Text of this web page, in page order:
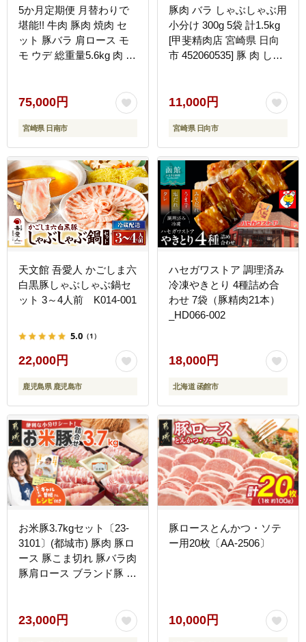
5か月定期便 月替わりで
堪能!! 牛肉 豚肉 焼肉 セ
ット 豚バラ 肩ロース モ
モ ウデ 総重量5.6kg 肉 牛
牛 黒毛和牛 小間切れ 赤
身 A4 A5 高級 お弁当 お
すすめ 人気 ミヤチク 宮
崎県 日南市 送料無料
_JE5-25
75,000円
宮崎県 日南市
豚肉 バラ しゃぶしゃぶ用
小分け 300g 5袋 計1.5kg
[甲斐精肉店 宮崎県 日向
市 452060535] 豚 肉 しゃ
ラ肉 真空 ふるさと納税
11,000円
宮崎県 日向市
天文館 吾愛人 かごしま六
白黒豚しゃぶしゃぶ鍋セ
ット 3～4人前 K014-001
5.0 （1）
22,000円
鹿児島県 鹿児島市
ハセガワストア 調理済み
冷凍やきとり 4種詰め合
わせ 7袋（豚精肉21本）
_HD066-002
18,000円
北海道 函館市
お米豚3.7kgセット〔23-
3101〕(都城市) 豚肉 豚ロ
ース 豚こま切れ 豚バラ肉
豚肩ロース ブランド豚 小
礼品 国産豚肉 国産豚 人
気 しゃぶしゃぶ 国産 宮
23,000円
豚ロースとんかつ・ソテ
ー用20枚〔AA-2506〕
10,000円